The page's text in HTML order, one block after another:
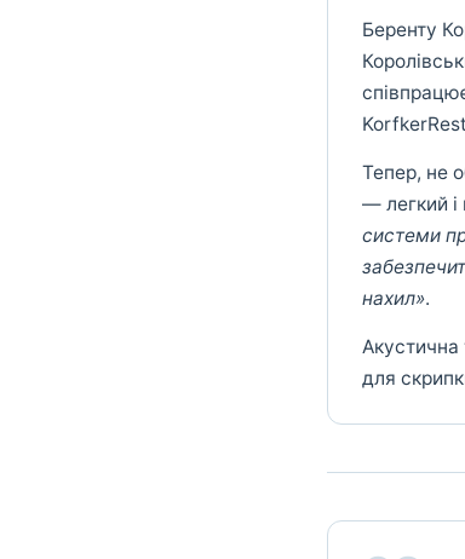
Беренту
Тепер, не
— легкий і
системи
нахил».
Акустична
для